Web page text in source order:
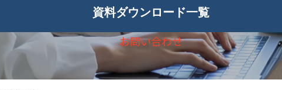
資料ダウンロード一覧
お問い合わせ